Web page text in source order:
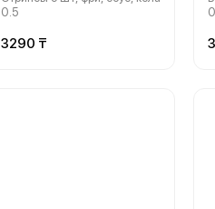
0.5
3290 ₸